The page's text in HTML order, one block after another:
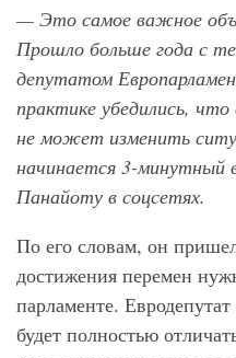
— Это самое важное
Прошло больше года с
депутатом
практике убедились,
не может изменить
начинается 3-минутный
Панайоту в соцсетях.
По его словам, он
достижения перемен
парламенте.
будет полностью